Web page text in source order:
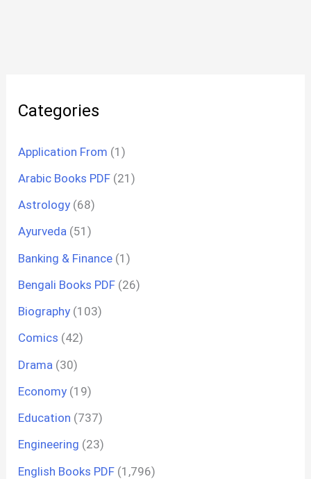
Categories
Application From (1)
Arabic Books PDF (21)
Astrology (68)
Ayurveda (51)
Banking & Finance (1)
Bengali Books PDF (26)
Biography (103)
Comics (42)
Drama (30)
Economy (19)
Education (737)
Engineering (23)
English Books PDF (1,796)